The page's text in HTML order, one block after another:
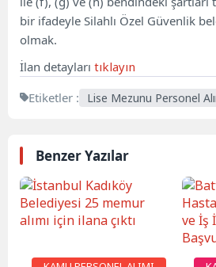
bir ifadeyle Silahlı Özel Güvenlik
olmak.
İlan detayları tıklayın
Etiketler :
Lise Mezunu Personel
Benzer Yazılar